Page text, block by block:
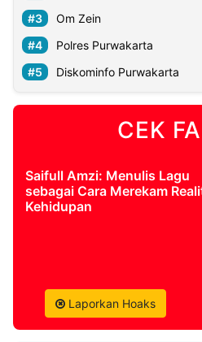
Om Zein
Polres Purwakarta
Diskominfo Purwakarta
CEK
Saifull Amzi: Menulis Lagu
sebagai Cara Merekam
Kehidupan
Laporkan Hoaks